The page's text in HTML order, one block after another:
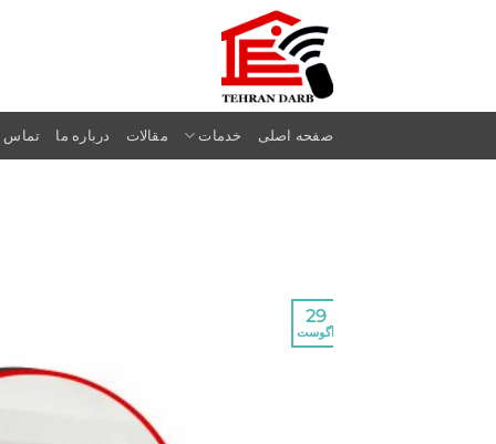
صفحه اصلی خدمات مقالات درباره ما تماس
29
آگوست